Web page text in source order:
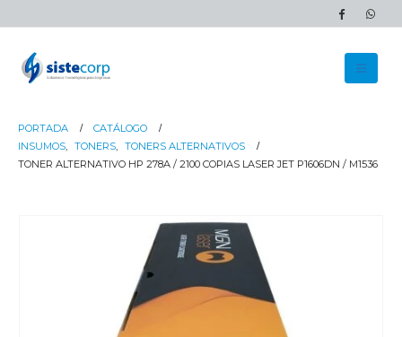
PORTADA
CATÁLOGO
INSUMOS, TONERS, TONERS ALTERNATIVOS
TONER ALTERNATIVO HP 278A / 2100 COPIAS LASER JET P1606DN / M1536